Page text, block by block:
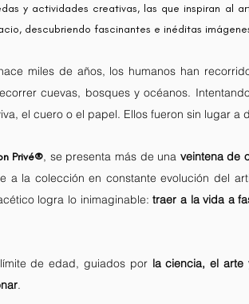
y actividades creativas, las que inspiran al
descubriendo fascinantes e inéditas
miles de años, los humanos han
cuevas, bosques y océanos.
el cuero o el papel. Ellos fueron sin lugar a
Privé®, se presenta más de una veintena de
a la colección en constante evolución del
logra lo inimaginable:traer a la vida a
de edad, guiados por la ciencia, el arte
.